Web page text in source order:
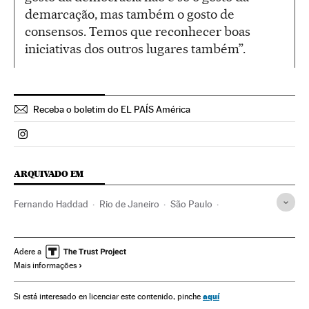
demarcação, mas também o gosto de
consensos. Temos que reconhecer boas
iniciativas dos outros lugares também”.
Receba o boletim do EL PAÍS América
Politica El País Brasil en Instagram
ARQUIVADO EM
Fernando Haddad Rio de Janeiro São Paulo
Segurança rodoviária Brasil
América do Sul
Sistemas operacionais América
Adere a
Mais informações
Si está interesado en licenciar este contenido, pinche aquí